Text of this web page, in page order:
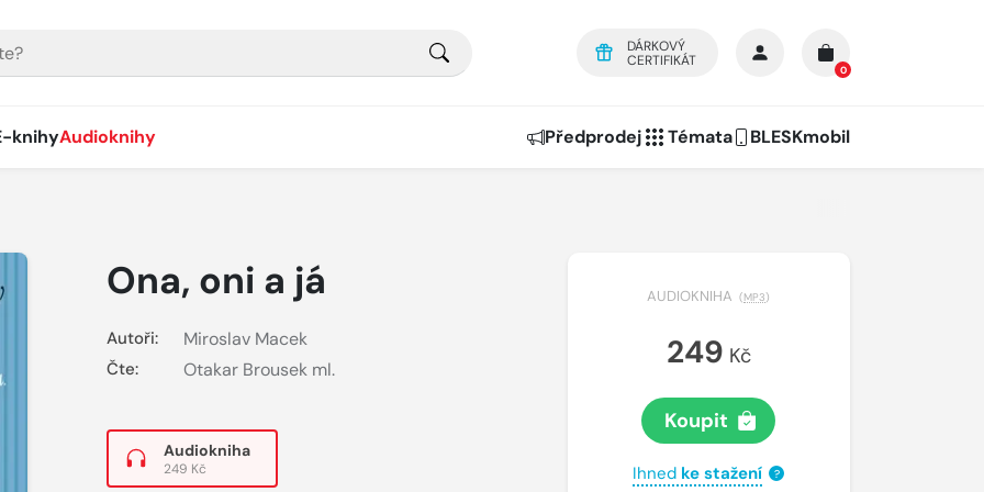
DÁRKOVÝ
CERTIFIKÁT
0
knihyAudioknihy Předprodej Témata BLESKmobil
Ona, oni a já
Autoři: Miroslav Macek
Čte: Otakar Brousek ml.
Audiokniha
249 Kč
AUDIOKNIHA (MP3)
249 Kč
Koupit
Ihned ke stažení ?